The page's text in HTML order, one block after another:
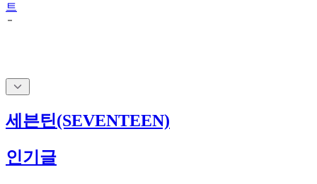
트
세븐틴(SEVENTEEN)
인기글